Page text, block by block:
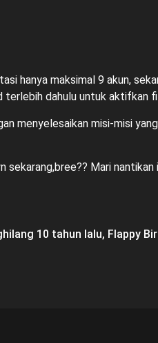
hanya maksimal 9 akun,
terlebih dahulu untuk aktifkan
menyelesaikan misi-misi
sekarang,bree?? Mari
10 tahun lalu, Flappy